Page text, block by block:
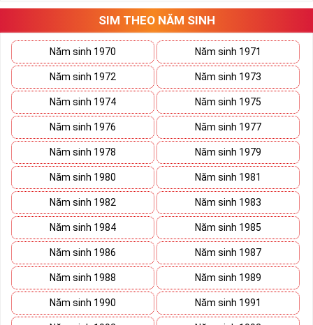
đạt, người có vị thế khẳng định tên tuổi, uy tín của mình trên
thương trường. Sở hữu sim số đẹp lục quý, sim lục quý 9 nói chung
sẽ giúp bạn xây dựng thương hiệu, tạo ấn tượng với đối tác kinh
doanh biến nó thành vũ khí sắc bén đánh bại mọi đối thủ cạnh
tranh trên bàn đàm phán.
Ý nghĩa Sim Lục Quý 9 được coi biểu trưng cho sức mạnh và quyền
lực của bậc đế vương. Việc kết hợp 6 con số 9 lại thành bộ lục quý
sẽ giúp chosim số đẹpgiàu ý nghĩa phong thủy thể hiện đẳng cấp,
địa vị và tiền tài.
Theo phong thủy đây còn là số sim kích tài, chiêu lộc đem đến
cuộc sống giàu sang phú quý cho mọi người. Bên cạnh đó số sim
còn là bùa hộ mệnh xua đuổi tà khí, vận hạn giúp cuộc sống bạn
luôn bình an và hạnh phúc.
Tại sao nên sở hữu Sim Lục Quý 9?
SIM THEO NĂM SINH
Năm sinh 1970 Năm sinh 1971
Năm sinh 1972 Năm sinh 1973
Năm sinh 1974 Năm sinh 1975
Năm sinh 1976 Năm sinh 1977
Năm sinh 1978 Năm sinh 1979
Năm sinh 1980 Năm sinh 1981
Năm sinh 1982 Năm sinh 1983
Năm sinh 1984 Năm sinh 1985
Năm sinh 1986 Năm sinh 1987
Năm sinh 1988 Năm sinh 1989
Năm sinh 1990 Năm sinh 1991